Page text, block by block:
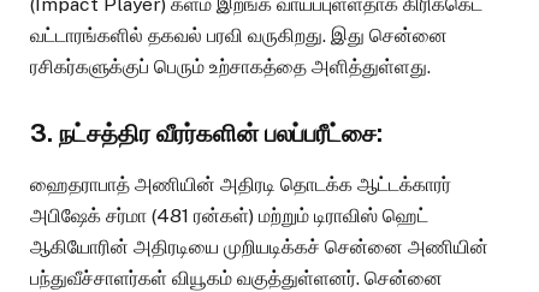
வட்டாரங்களில் தகவல் பரவி வருகிறது. இது சென்னை
ரசிகர்களுக்குப் பெரும் உற்சாகத்தை அளித்துள்ளது.
3. நட்சத்திர வீரர்களின் பலப்பரீட்சை:
ஹைதராபாத் அணியின் அதிரடி தொடக்க ஆட்டக்காரர்
அபிஷேக் சர்மா (481 ரன்கள்) மற்றும் டிராவிஸ் ஹெட்
ஆகியோரின் அதிரடியை முறியடிக்கச் சென்னை அணியின்
பந்துவீச்சாளர்கள் வியூகம் வகுத்துள்ளனர். சென்னை